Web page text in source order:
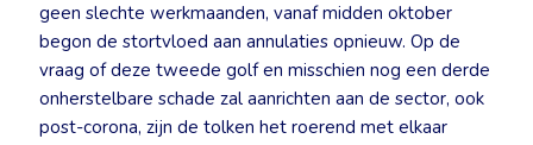
geen slechte werkmaanden, vanaf midden oktober
begon de stortvloed aan annulaties opnieuw. Op de
vraag of deze tweede golf en misschien nog een derde
onherstelbare schade zal aanrichten aan de sector, ook
post-corona, zijn de tolken het roerend met elkaar